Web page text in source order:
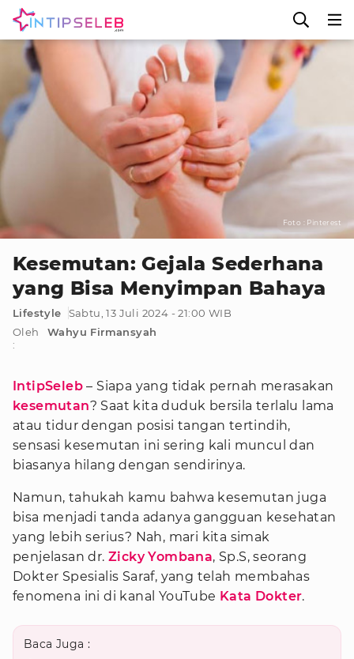
Foto : Pinterest
Kesemutan: Gejala Sederhana
yang Bisa Menyimpan Bahaya
Lifestyle
Sabtu, 13 Juli 2024 - 21:00 WIB
Oleh
:
Wahyu Firmansyah
IntipSeleb – Siapa yang tidak pernah merasakan
kesemutan? Saat kita duduk bersila terlalu lama
atau tidur dengan posisi tangan tertindih,
sensasi kesemutan ini sering kali muncul dan
biasanya hilang dengan sendirinya.
Namun, tahukah kamu bahwa kesemutan juga
bisa menjadi tanda adanya gangguan kesehatan
yang lebih serius? Nah, mari kita simak
penjelasan dr.Zicky Yombana, Sp.S, seorang
Dokter Spesialis Saraf, yang telah membahas
fenomena ini di kanal YouTube Kata Dokter.
Baca Juga :